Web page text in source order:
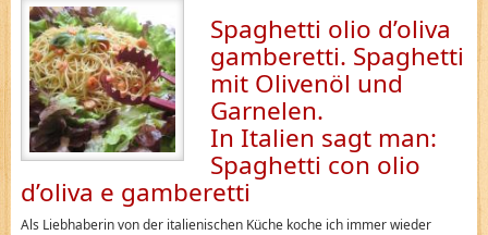
Spaghetti olio d’oliva
gamberetti. Spaghetti
mit Olivenöl und
Garnelen.
In Italien sagt man:
Spaghetti con olio
d’oliva e gamberetti
Als Liebhaberin von der italienischen Küche koche ich immer wieder